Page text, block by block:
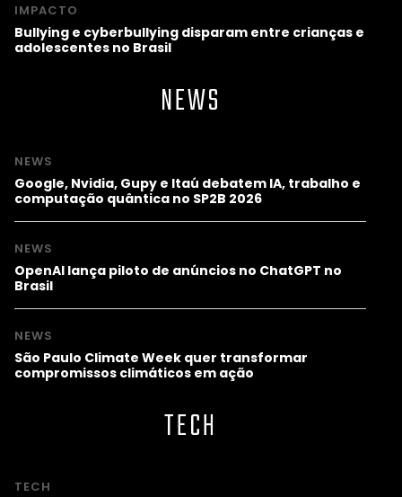
IMPACTO
Bullying e cyberbullying disparam entre crianças e
adolescentes no Brasil
NEWS
NEWS
Google, Nvidia, Gupy e Itaú debatem IA, trabalho e
computação quântica no SP2B 2026
NEWS
OpenAI lança piloto de anúncios no ChatGPT no
Brasil
NEWS
São Paulo Climate Week quer transformar
compromissos climáticos em ação
TECH
TECH